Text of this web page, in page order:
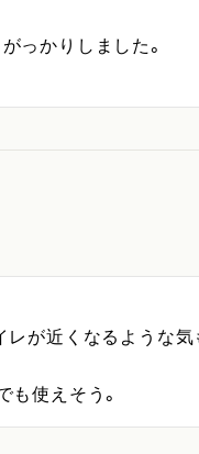
っかりしました。
が近くなるような気
使えそう。